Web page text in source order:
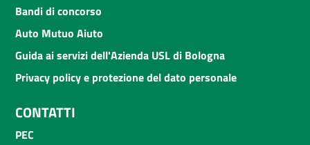
Bandi di concorso
Auto Mutuo Aiuto
Guida ai servizi dell'Azienda USL di Bologna
Privacy policy e protezione del dato personale
CONTATTI
PEC